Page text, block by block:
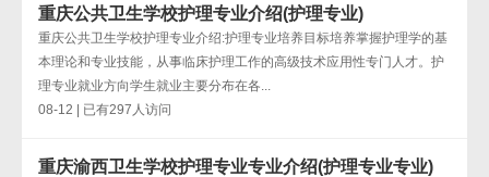
重庆公共卫生学校护理专业介绍(护理专业)
重庆公共卫生学校护理专业介绍:护理专业培养目标培养掌握护理学的基
本理论和专业技能，从事临床护理工作的高级技术应用性专门人才。护
理专业就业方向学生就业主要分布在各...
08-12 | 已有297人访问
重庆渝西卫生学校护理专业专业介绍(护理专业专业)